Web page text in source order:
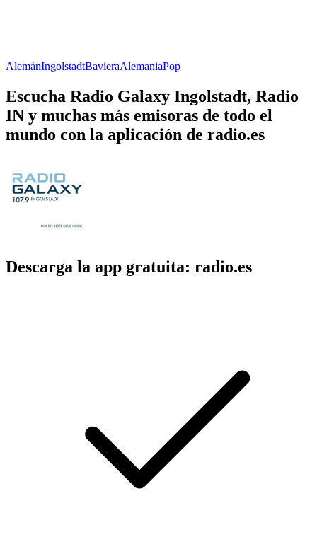
AlemánIngolstadtBavieraAlemaniaPop
Escucha Radio Galaxy Ingolstadt, Radio
IN y muchas más emisoras de todo el
mundo con la aplicación de radio.es
Descarga la app gratuita: radio.es